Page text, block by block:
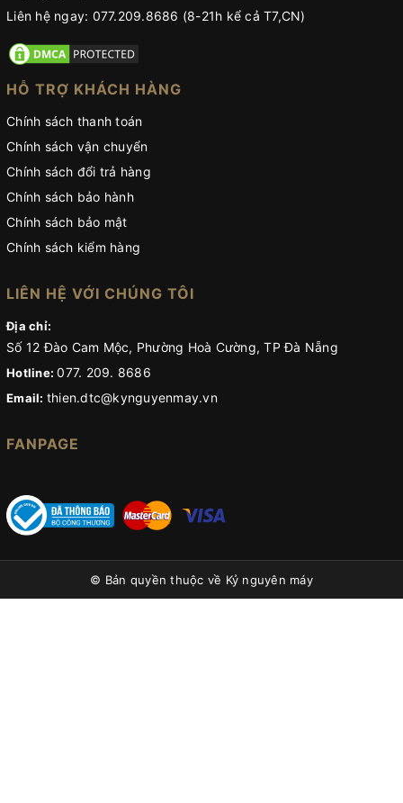
Liên hệ ngay: 077.209.8686 (8-21h kể cả T7,CN)
HỖ TRỢ KHÁCH HÀNG
Chính sách thanh toán
Chính sách vận chuyển
Chính sách đổi trả hàng
Chính sách bảo hành
Chính sách bảo mật
Chính sách kiểm hàng
LIÊN HỆ VỚI CHÚNG TÔI
Địa chỉ:
Số 12 Đào Cam Mộc, Phường Hoà Cường, TP Đà Nẵng
Hotline:077. 209. 8686
Email: thien.dtc@kynguyenmay.vn
FANPAGE
© Bản quyền thuộc về Kỷ nguyên máy